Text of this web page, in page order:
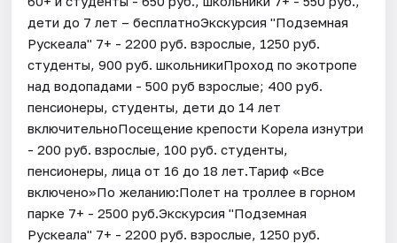
дети до 7 лет – бесплатноЭкскурсия "Подземная
Рускеала" 7+ - 2200 руб. взрослые, 1250 руб.
студенты, 900 руб. школьникиПроход по экотропе
над водопадами - 500 руб взрослые; 400 руб.
пенсионеры, студенты, дети до 14 лет
включительноПосещение крепости Корела изнутри
- 200 руб. взрослые, 100 руб. студенты,
пенсионеры, лица от 16 до 18 лет.Тариф «Все
включено»По желанию:Полет на троллее в горном
парке 7+ - 2500 руб.Экскурсия "Подземная
Рускеала" 7+ - 2200 руб. взрослые, 1250 руб.